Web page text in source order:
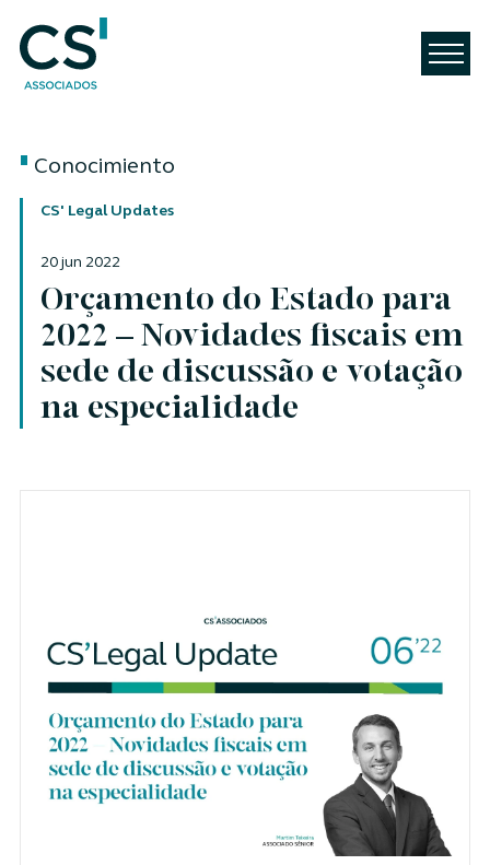
Conocimiento
CS' Legal Updates
20 jun 2022
Orçamento do Estado para
2022 – Novidades fiscais em
sede de discussão e votação
na especialidade